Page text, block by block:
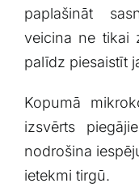
paplašināt
veicina ne⁢ tikai
palīdz piesaistīt
Kopumā
izsvērts
nodrošina
ietekmi tirgū.